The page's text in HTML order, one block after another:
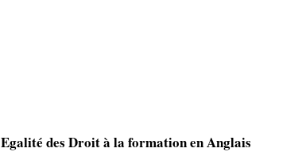
Egalité des Droit à la formation en Anglais